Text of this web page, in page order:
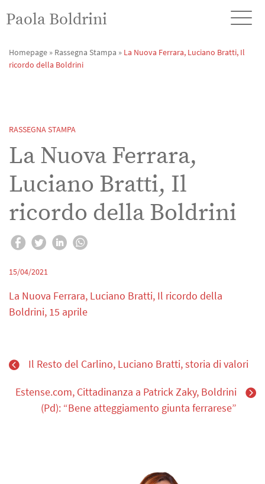
Paola Boldrini
Homepage » Rassegna Stampa » La Nuova Ferrara, Luciano Bratti, Il
ricordo della Boldrini
RASSEGNA STAMPA
La Nuova Ferrara,
Luciano Bratti, Il
ricordo della Boldrini
15/04/2021
La Nuova Ferrara, Luciano Bratti, Il ricordo della
Boldrini, 15 aprile
Il Resto del Carlino, Luciano Bratti, storia di valori
Estense.com, Cittadinanza a Patrick Zaky, Boldrini
(Pd): “Bene atteggiamento giunta ferrarese”